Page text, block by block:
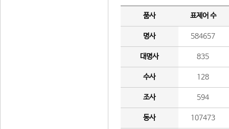
품사 표제어 수
명사 584657
대명사 835
수사 128
조사 594
동사 107473